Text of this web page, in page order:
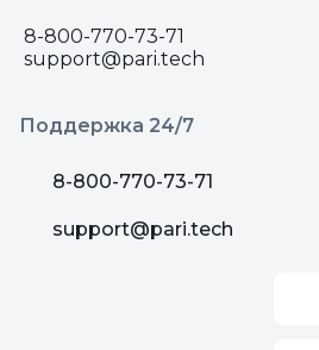
8-800-770-73-71
support@pari.tech
Поддержка 24/7
8-800-770-73-71
support@pari.tech